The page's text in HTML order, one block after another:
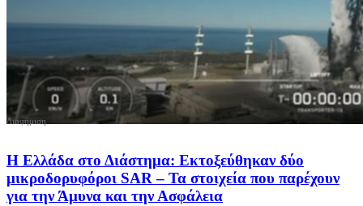
H Ελλάδα στο Διάστημα: Εκτοξεύθηκαν δύο
μικροδορυφόροι SAR – Τα στοιχεία που παρέχουν
για την Άμυνα και την Ασφάλεια